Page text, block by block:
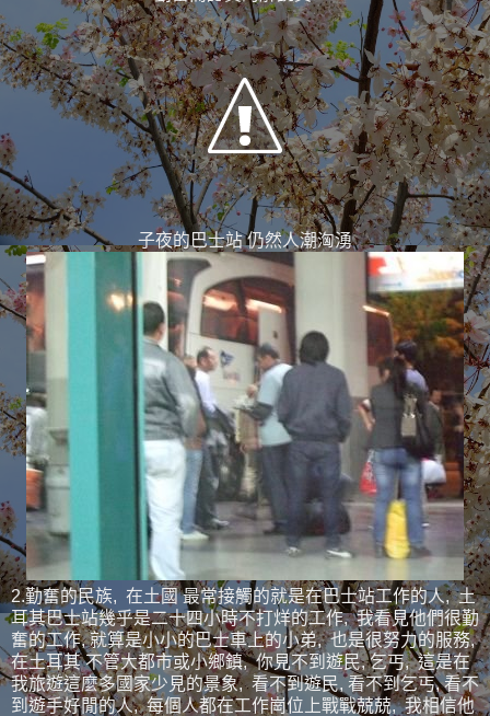
子夜的巴士站 仍然人潮洶湧
2.勤奮的民族, 在土國 最常接觸的就是在巴士站工作的人, 土
耳其巴士站幾乎是二十四小時不打烊的工作, 我看見他們很勤
奮的工作, 就算是小小的巴士車上的小弟, 也是很努力的服務,
在土耳其 不管大都市或小鄉鎮, 你見不到遊民, 乞丐, 這是在
我旅遊這麼多國家少見的景象, 看不到遊民, 看不到乞丐, 看不
到遊手好閒的人, 每個人都在工作崗位上戰戰兢兢, 我相信他